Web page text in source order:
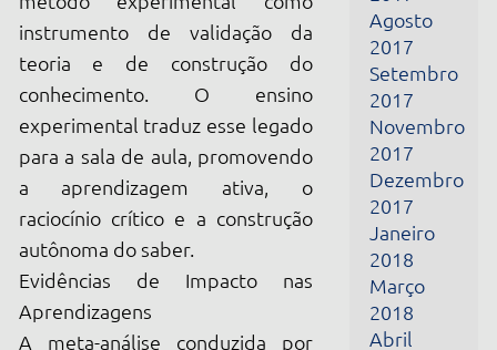
experimental traduz esse legado
para a sala de aula, promovendo
a aprendizagem ativa, o
raciocínio crítico e a construção
autônoma do saber.
Evidências de Impacto nas
Aprendizagens
A meta-análise conduzida por
Freeman et al. (2014), com mais
de 225 estudos e 29.000
estudantes em cursos de STEM
(Ciência, Tecnologia, Engenharia
e Matemática), demonstrou que
Novembro
2017
Dezembro
2017
Janeiro
2018
Março
2018
Abril
Junho
2018
Julho
2018
Outubro